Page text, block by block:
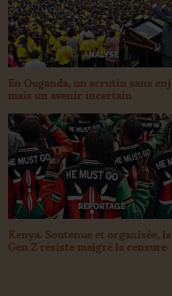
ANALYSE
En Ouganda, un scrutin sans
mais un avenir incertain
REPORTAGE
Kenya. Soutenue et organisée, la
Gen Z résiste malgré la censure